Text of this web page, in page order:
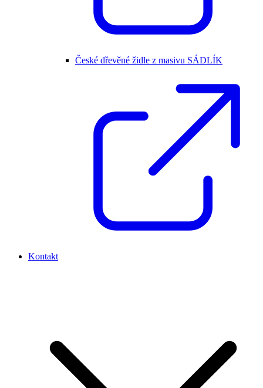
České dřevěné židle z masivu SÁDLÍK
Kontakt